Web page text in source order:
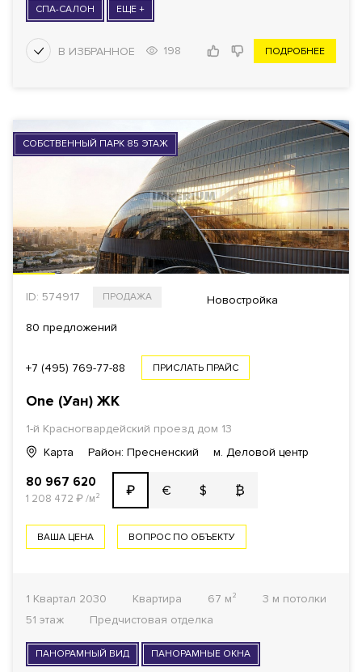
СПА-САЛОН ЕЩЕ +
198 ПОДРОБНЕЕ
СОБСТВЕННЫЙ ПАРК 85 ЭТАЖ
ID: 574917 ПРОДАЖА Новостройка
80 предложений
+7 (495) 769-77-88 ПРИСЛАТЬ ПРАЙС
One (Уан) ЖК
1-й Красногвардейский проезд дом 13
Карта
Район: Пресненский м. Деловой центр
80 967 620
1 208 472 ₽/м² ₽ € $ ₿
ВАША ЦЕНА ВОПРОС ПО ОБЪЕКТУ
1 Квартал 2030 Квартира 67 м²
3 м потолки
51 этаж
Предчистовая отделка
ПАНОРАМНЫЙ ВИД ПАНОРАМНЫЕ ОКНА